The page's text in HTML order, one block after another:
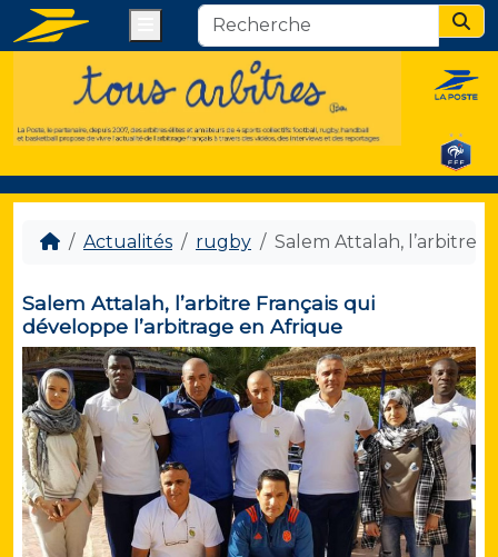
Actualités rugby Salem Attalah, l’arbitre
Salem Attalah, l’arbitre Français qui
développe l’arbitrage en Afrique